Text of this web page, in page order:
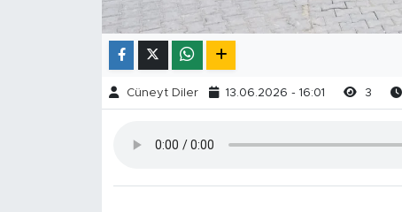
Cüneyt Diler 13.06.2026 - 16:01 3